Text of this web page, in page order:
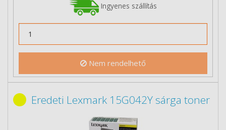
Ingyenes szállítás
Nem rendelhető
Eredeti Lexmark 15G042Y sárga toner